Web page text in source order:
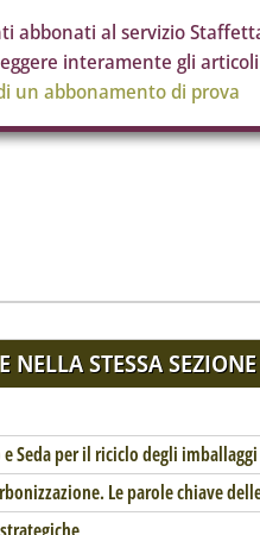
abbonati al servizio
interamente gli
un abbonamento di prova
NELLA STESSA SEZIONE
Seda per il riciclo degli imballaggi
Le parole chiave